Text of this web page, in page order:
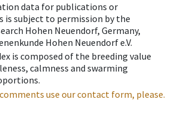
data for publications or
is subject to permission by the
Hohen Neuendorf, Germany,
Hohen Neuendorf e.V.
is composed of the breeding value
calmness and swarming
use our contact form, please.